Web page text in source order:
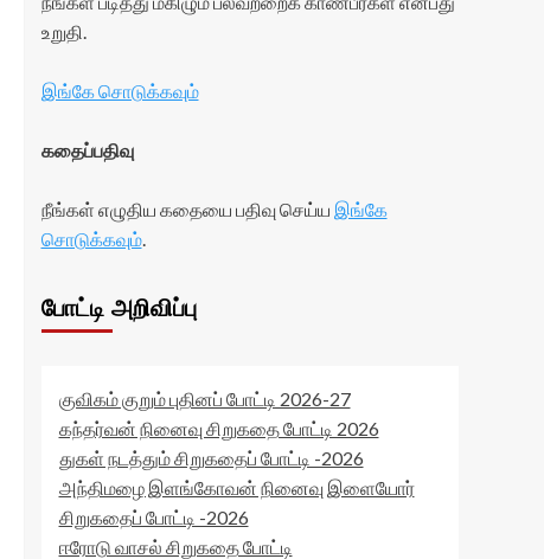
உறுதி.
இங்கே சொடுக்கவும்
கதைப்பதிவு
நீங்கள் எழுதிய கதையை பதிவு செய்ய இங்கே
சொடுக்கவும்.
போட்டி அறிவிப்பு
குவிகம் குறும் புதினப் போட்டி 2026-27
கந்தர்வன் நினைவு சிறுகதை போட்டி 2026
துகள் நடத்தும் சிறுகதைப் போட்டி -2026
அந்திமழை இளங்கோவன் நினைவு இளையோர்
சிறுகதைப் போட்டி -2026
ஈரோடு வாசல் சிறுகதை போட்டி